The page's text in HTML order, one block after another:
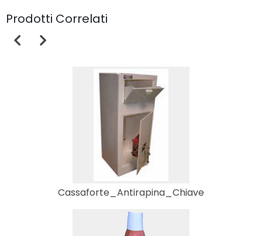
Prodotti Correlati
Cassaforte_Antirapina_Chiave